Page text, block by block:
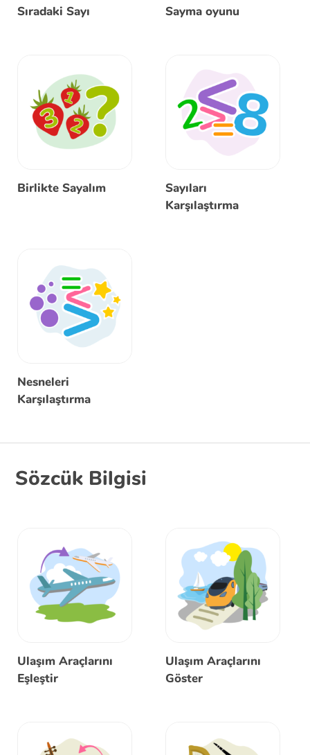
Sıradaki Sayı Sayma oyunu
Birlikte Sayalım
Sayıları
Karşılaştırma
Nesneleri
Karşılaştırma
Sözcük Bilgisi
Ulaşım Araçlarını
Eşleştir
Ulaşım Araçlarını
Göster